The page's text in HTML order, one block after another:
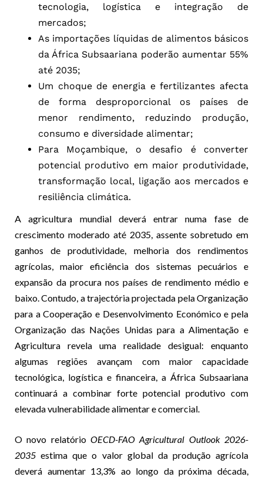
tecnologia, logística e integração de
mercados;
As importações líquidas de alimentos básicos
da África Subsaariana poderão aumentar 55%
até 2035;
Um choque de energia e fertilizantes afecta
de forma desproporcional os países de
menor rendimento, reduzindo produção,
consumo e diversidade alimentar;
Para Moçambique, o desafio é converter
potencial produtivo em maior produtividade,
transformação local, ligação aos mercados e
resiliência climática.
A agricultura mundial deverá entrar numa fase de
crescimento moderado até 2035, assente sobretudo em
ganhos de produtividade, melhoria dos rendimentos
agrícolas, maior eficiência dos sistemas pecuários e
expansão da procura nos países de rendimento médio e
baixo. Contudo, a trajectória projectada pela Organização
para a Cooperação e Desenvolvimento Económico e pela
Organização das Nações Unidas para a Alimentação e
Agricultura revela uma realidade desigual: enquanto
algumas regiões avançam com maior capacidade
tecnológica, logística e financeira, a África Subsaariana
continuará a combinar forte potencial produtivo com
elevada vulnerabilidade alimentar e comercial.
O novo relatório OECD-FAO Agricultural Outlook 2026-
2035 estima que o valor global da produção agrícola
deverá aumentar 13,3% ao longo da próxima década,